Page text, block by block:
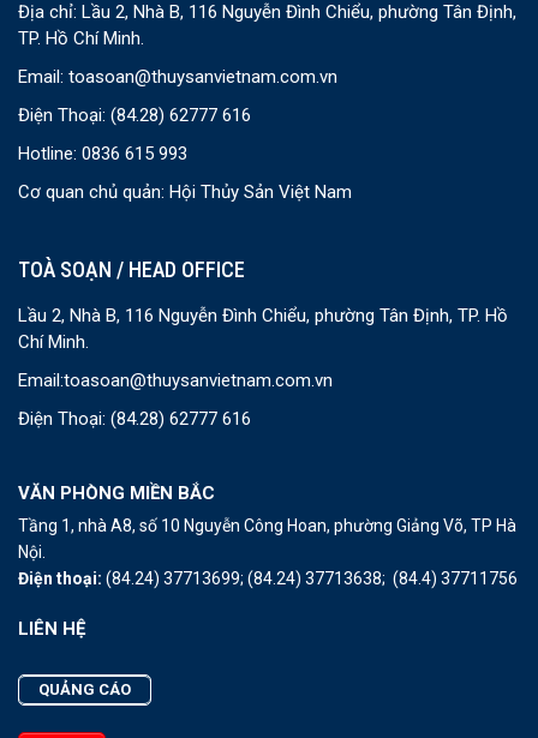
Địa chỉ: Lầu 2, Nhà B, 116 Nguyễn Đình Chiểu, phường Tân Định,
TP. Hồ Chí Minh.
Email: toasoan@thuysanvietnam.com.vn
Điện Thoại: (84.28) 62777 616
Hotline: 0836 615 993
Cơ quan chủ quản: Hội Thủy Sản Việt Nam
TOÀ SOẠN / HEAD OFFICE
Lầu 2, Nhà B, 116 Nguyễn Đình Chiểu, phường Tân Định, TP. Hồ
Chí Minh.
Email:toasoan@thuysanvietnam.com.vn
Điện Thoại: (84.28) 62777 616
VĂN PHÒNG MIỀN BẮC
Tầng 1, nhà A8, số 10 Nguyễn Công Hoan, phường Giảng Võ, TP Hà
Nội.
Điện thoại: (84.24) 37713699; (84.24) 37713638; (84.4) 37711756
LIÊN HỆ
QUẢNG CÁO